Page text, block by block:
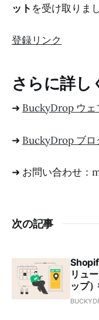
ット を受け取りま
登録リンク
さらに詳し
➜ BuckyDrop ウェ
➜ BuckyDrop ブロ
➜ お問い合わせ：
次の記事
リュ
ップ